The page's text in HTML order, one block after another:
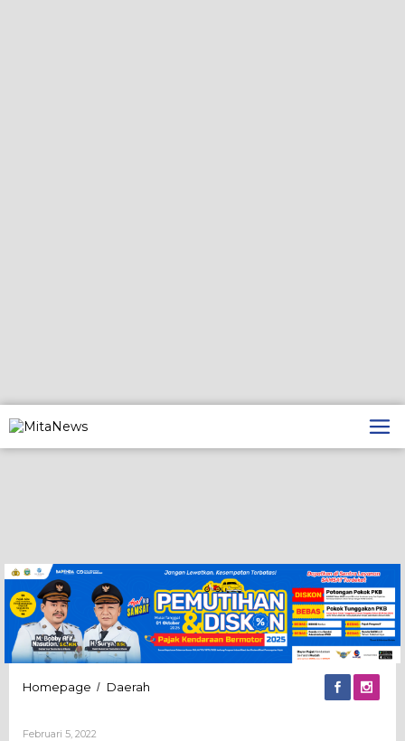
ke
konten
Homepage / Daerah
Februari 5, 2022